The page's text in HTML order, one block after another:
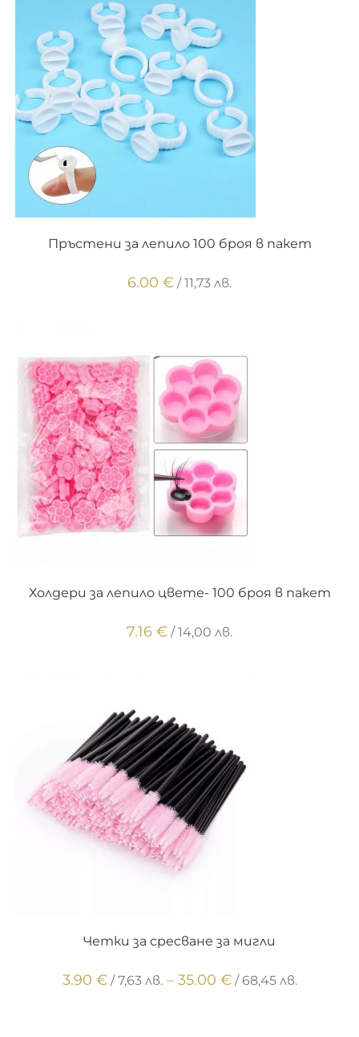
Пръстени за лепило 100 броя в пакет
6.00 € / 11,73 лв.
Холдери за лепило цвете- 100 броя в пакет
7.16 € / 14,00 лв.
Четки за сресване за мигли
3.90 €/ 7,63 лв. – 35.00 €/ 68,45 лв.